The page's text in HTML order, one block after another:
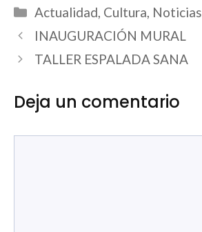
Categorías
Actualidad Cultura Noticias
INAUGURACIÓN MURAL
TALLER ESPALADA SANA
Deja un comentario